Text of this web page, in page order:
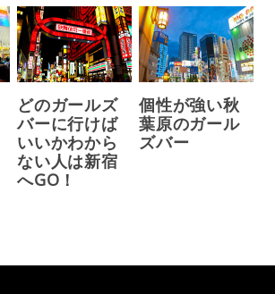
どのガールズ
バーに行けば
いいかわから
ない人は新宿
へGO！
個性が強い秋
葉原のガール
ズバー